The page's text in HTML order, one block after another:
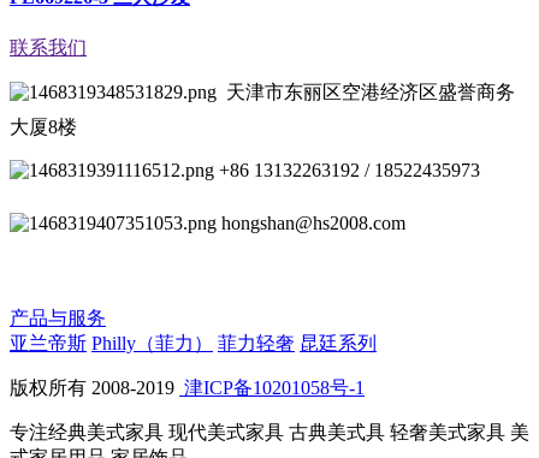
联系我们
天津市东丽区空港经济区盛誉商务
大厦8楼
+86 13132263192 / 18522435973
hongshan@hs2008.com
产品与服务
亚兰帝斯 Philly（菲力） 菲力轻奢 昆廷系列
版权所有 2008-2019 津ICP备10201058号-1
专注经典美式家具 现代美式家具 古典美式具 轻奢美式家具 美